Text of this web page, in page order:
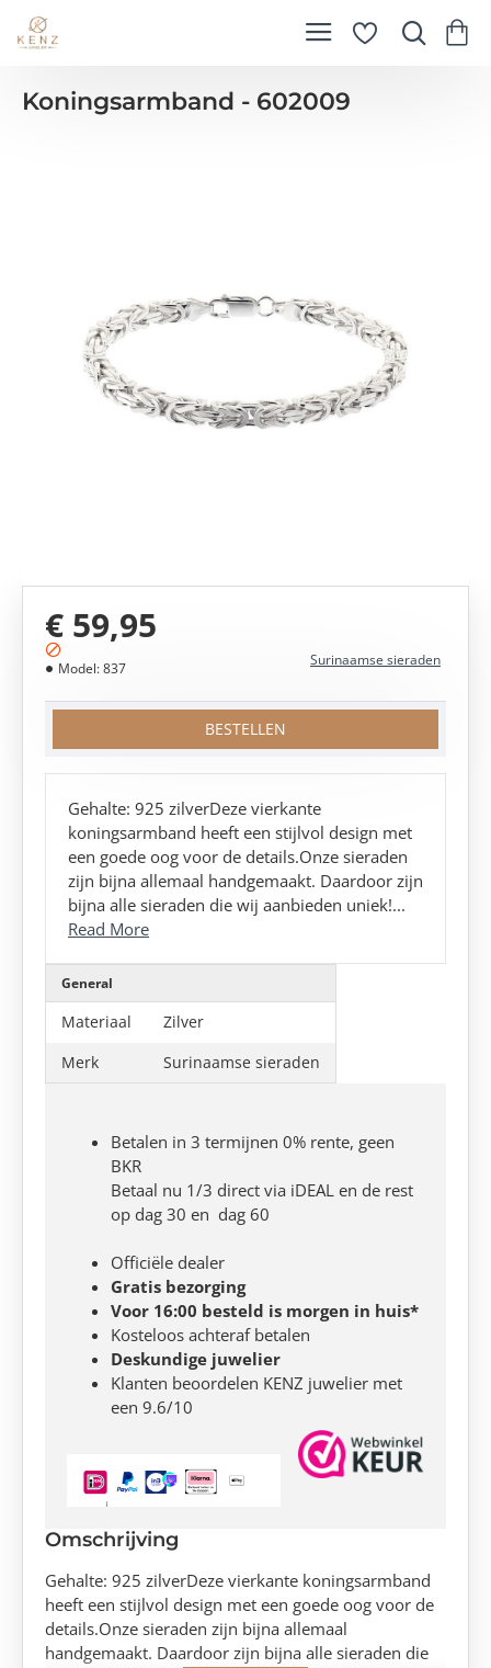
Koningsarmband - 602009
Model:837 Surinaamse sieraden
€ 59,95
BESTELLEN
Gehalte: 925 zilverDeze vierkante
koningsarmband heeft een stijlvol design met
een goede oog voor de details.Onze sieraden
zijn bijna allemaal handgemaakt. Daardoor zijn
bijna alle sieraden die wij aanbieden uniek!...
Read More
General
Materiaal
Zilver
Merk
Surinaamse sieraden
Betalen in 3 termijnen 0% rente, geen
BKR
Betaal nu 1/3 direct via iDEAL en de rest
op dag 30 en dag 60
Officiële dealer
Gratis bezorging
Voor 16:00 besteld is morgen in huis*
Kosteloos achteraf betalen
Deskundige juwelier
Klanten beoordelen KENZ juwelier met
een 9.6/10
Omschrijving
Gehalte: 925 zilverDeze vierkante koningsarmband
heeft een stijlvol design met een goede oog voor de
details.Onze sieraden zijn bijna allemaal
handgemaakt. Daardoor zijn bijna alle sieraden die